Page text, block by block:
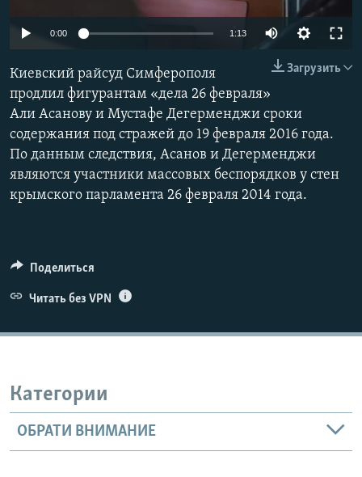
ПОБЕДИТЕЛЕЙ НЕ СУДЯТ?
ELIFBE
УКРАИНСКАЯ ПРОБЛЕМА КРЫМА
Все сайты RFE/RL
0:00 1:13
Загрузить
Киевский райсуд Симферополя
продлил фигурантам «дела 26 февраля»
Али Асанову и Мустафе Дегерменджи сроки
содержания под стражей до 19 февраля 2016 года.
По данным следствия, Асанов и Дегерменджи
являются участники массовых беспорядков у стен
крымского парламента 26 февраля 2014 года.
Поделиться
Читать без VPN
Категории
ОБРАТИ ВНИМАНИЕ